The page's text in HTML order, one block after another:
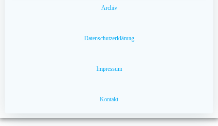
Archiv
Datenschutzerklärung
Impressum
Kontakt